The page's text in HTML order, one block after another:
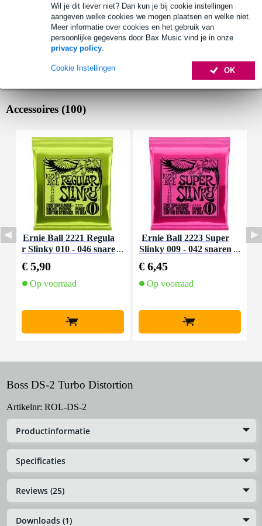
Wil je dit liever niet? Dan kun je bij cookie instellingen
aangeven welke cookies we mogen plaatsen en welke niet.
Meer informatie over cookies en het gebruik van
persoonlijke gegevens door Bax Music vind je in onze
privacy policy.
OK
Cookie Instellingen
Accessoires (100)
Ernie Ball 2221 Regula
r Slinky 010 - 046 snare
€ 5,90
Op voorraad
+
Ernie Ball 2223 Super
Slinky 009 - 042 snaren
€ 6,45
Op voorraad
+
Boss DS-2 Turbo Distortion
Artikelnr: ROL-DS-2
Productinformatie
Specificaties
Reviews (25)
Downloads (1)